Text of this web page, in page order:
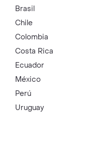
Brasil
Chile
Colombia
Costa Rica
Ecuador
México
Perú
Uruguay